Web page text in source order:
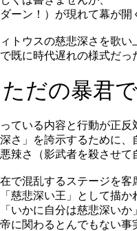
ーン！）が現れて幕が
トウスの慈悲深さを歌い
既に時代遅れの様式だ
だの暴君
ている内容と行動が正反
さ」を誇示するために
辣さ（影武者を殺させ
で混乱するステージを
慈悲深い王」として描か
いかに自分は慈悲深いか
に関わるとんでもない事